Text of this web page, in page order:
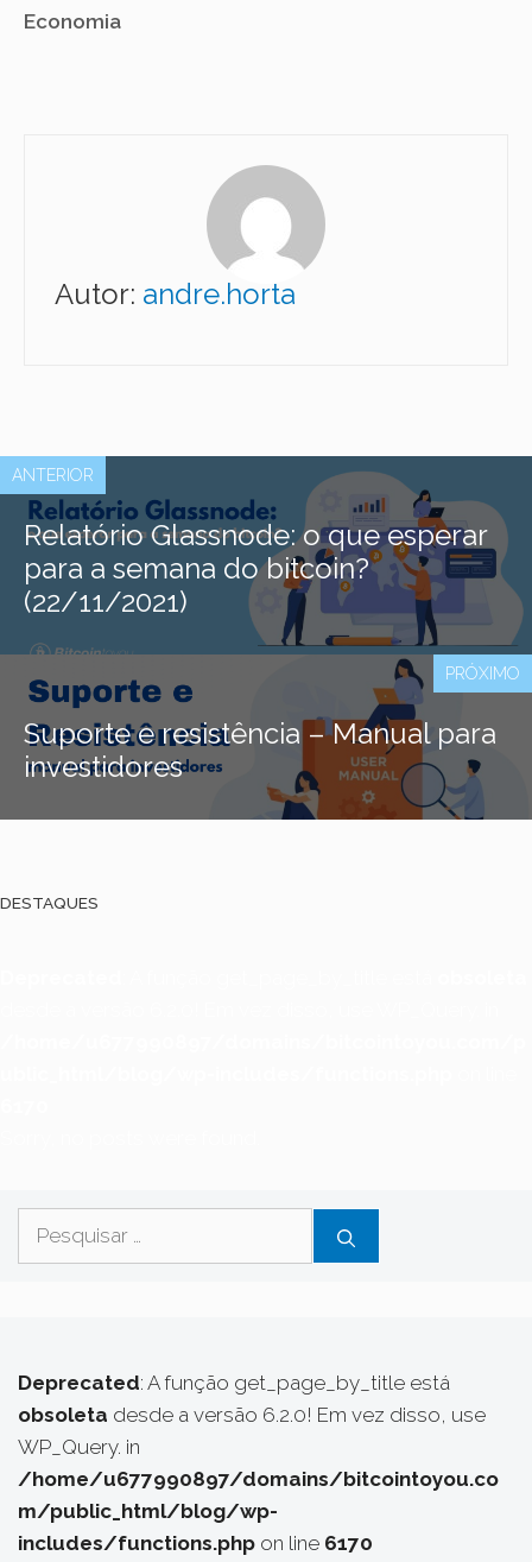
Economia
Autor: andre.horta
ANTERIOR
Relatório Glassnode: o que esperar
para a semana do bitcoin?
(22/11/2021)
PRÓXIMO
Suporte e resistência – Manual para
investidores
DESTAQUES
Pesquisar
Deprecated: A função get_page_by_title está
obsoleta desde a versão 6.2.0! Em vez disso, use
WP_Query. in
/home/u677990897/domains/bitcointoyou.co
m/public_html/blog/wp-
includes/functions.php on line 6170